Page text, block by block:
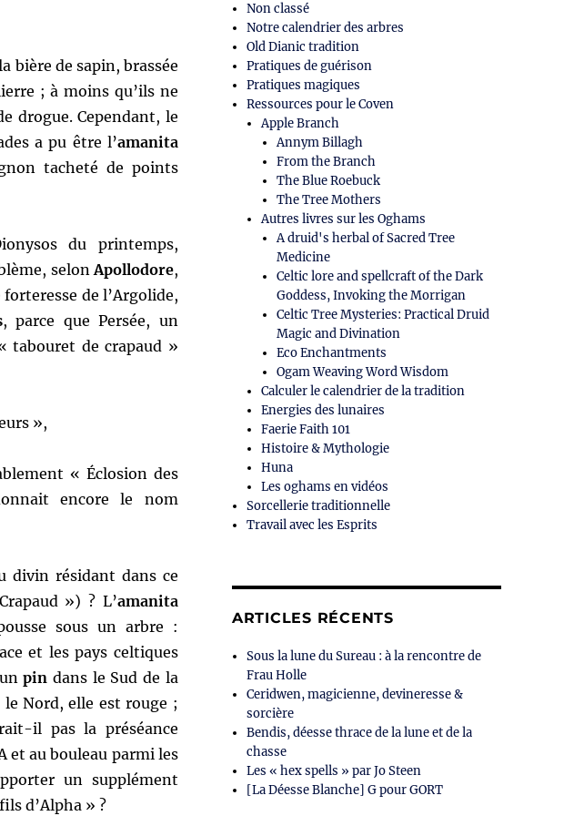
bière de sapin, brassée
; à moins qu’ils ne
drogue. Cependant, le
a pu être l’amanita
tacheté de points
du printemps,
selonApollodore,
de l’Argolide,
, parce que Persée, un
tabouret de crapaud »
»,
« Éclosion des
encore le nom
divin résidant dans ce
») ? L’amanita
sous un arbre :
et les pays celtiques
pin dans le Sud de la
le Nord, elle est rouge ;
il pas la préséance
et au bouleau parmi les
un supplément
d’Alpha » ?
Non classé
Notre calendrier des arbres
Old Dianic tradition
Pratiques de guérison
Pratiques magiques
Ressources pour le Coven
Apple Branch
Annym Billagh
From the Branch
The Blue Roebuck
The Tree Mothers
Autres livres sur les Oghams
A druid's herbal of Sacred Tree
Medicine
Celtic lore and spellcraft of the Dark
Goddess, Invoking the Morrigan
Celtic Tree Mysteries: Practical Druid
Magic and Divination
Eco Enchantments
Ogam Weaving Word Wisdom
Calculer le calendrier de la tradition
Energies des lunaires
Faerie Faith 101
Histoire & Mythologie
Huna
Les oghams en vidéos
Sorcellerie traditionnelle
Travail avec les Esprits
ARTICLES RÉCENTS
Sous la lune du Sureau : à la rencontre de
Frau Holle
Ceridwen, magicienne, devineresse &
sorcière
Bendis, déesse thrace de la lune et de la
chasse
Les « hex spells » par Jo Steen
[La Déesse Blanche] G pour GORT